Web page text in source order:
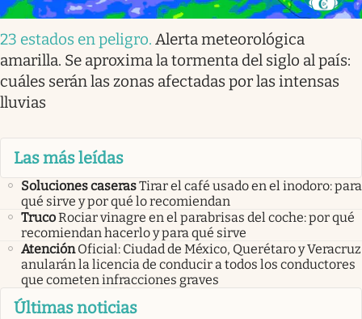
23 estados en peligro. Alerta meteorológica
amarilla. Se aproxima la tormenta del siglo al país:
cuáles serán las zonas afectadas por las intensas
lluvias
Las más leídas
Soluciones caserasTirar el café usado en el inodoro: para
qué sirve y por qué lo recomiendan
TrucoRociar vinagre en el parabrisas del coche: por qué
recomiendan hacerlo y para qué sirve
Atención Oficial: Ciudad de México, Querétaro y Veracruz
anularán la licencia de conducir a todos los conductores
que cometen infracciones graves
Últimas noticias